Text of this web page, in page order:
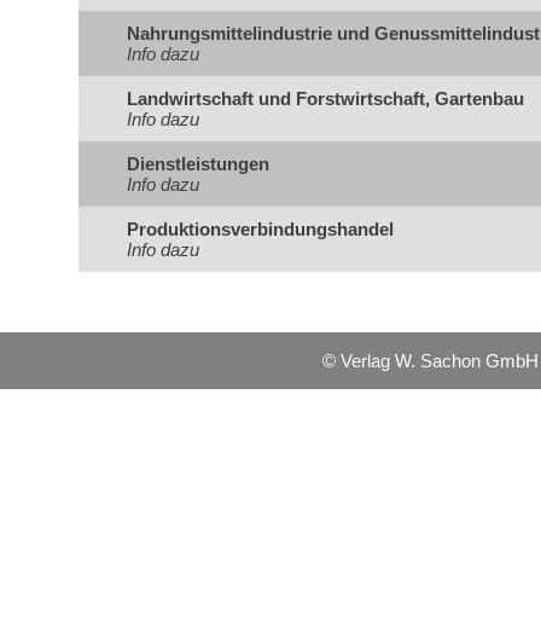
Nahrungsmittelindustrie und
Info dazu
Landwirtschaft und Forstwirtschaft, Gartenbau
Info dazu
Dienstleistungen
Info dazu
Produktionsverbindungshandel
Info dazu
© Verlag W. Sachon